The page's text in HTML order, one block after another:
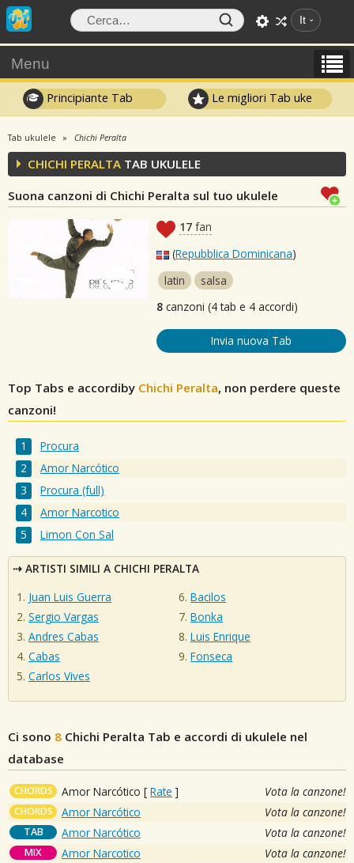
It
Menu
Principiante Tab Le migliori Tab uke
Tab ukulele Chichi Peralta
CHICHI PERALTA TAB UKULELE
Suona canzoni di Chichi Peralta sul tuo ukulele
17 fan
(Repubblica Dominicana)
latin
salsa
8 canzoni (4 tab e 4 accordi)
Invia nuova Tab
Top Tabs e accordiby Chichi Peralta, non perdere queste
canzoni!
Procura
Amor Narcótico
Procura (full)
Amor Narcotico
Limon Con Sal
ARTISTI SIMILI A CHICHI PERALTA
Juan Luis Guerra
Sergio Vargas
Andres Cabas
Cabas
Carlos Vives
Bacilos
Bonka
Luis Enrique
Fonseca
Ci sono 8 Chichi Peralta Tab e accordi di ukulele nel
database
CHORDS Amor Narcótico [ Rate ] Vota la canzone!
CHORDS Amor Narcótico Vota la canzone!
TAB Amor Narcótico Vota la canzone!
MIX Amor Narcotico Vota la canzone!